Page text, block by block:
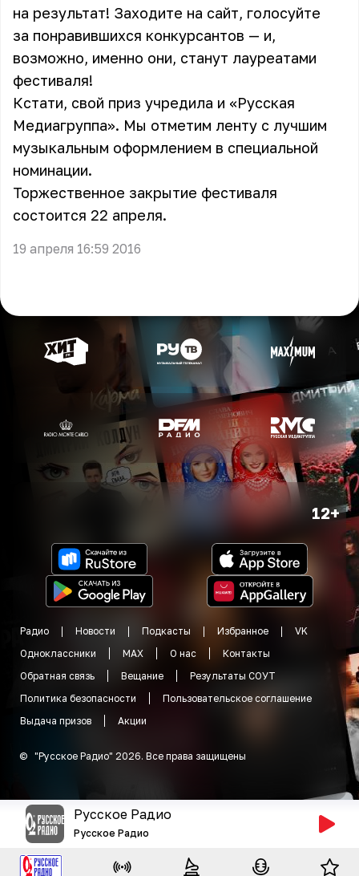
на результат! Заходите на сайт, голосуйте
за понравившихся конкурсантов — и,
возможно, именно они, станут лауреатами
фестиваля!
Кстати, свой приз учредила и «Русская
Медиагруппа». Мы отметим ленту с лучшим
музыкальным оформлением в специальной
номинации.
Торжественное закрытие фестиваля
состоится 22 апреля.
19 апреля 16:59 2016
12+
Радио Новости Подкасты Избранное
VK
Одноклассники
MAX О нас
Контакты
Обратная связь
Вещание
Результаты СОУТ
Политика безопасности
Пользовательское соглашение
Выдача призов
Акции
© "Русское Радио" 2026. Все права защищены
Русское Радио
Русское Радио